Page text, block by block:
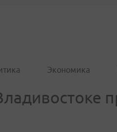
Экономика